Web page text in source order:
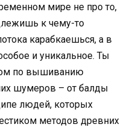
мире не про то,
к чему-то
карабкаешься, а в
и уникальное. Ты
по вышиванию
шумеров – от балды
людей, которых
методов древних